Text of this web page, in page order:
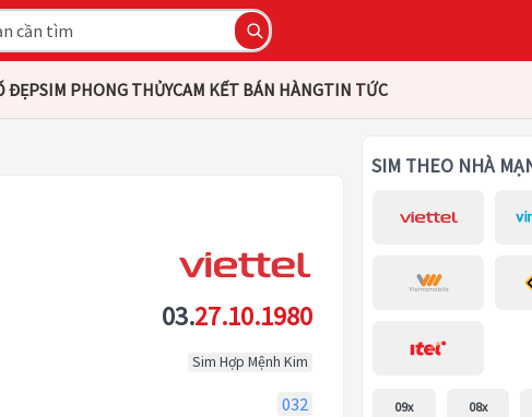
ĐẸPSIM PHONG THỦYCAM KẾT BÁN HÀNGTIN TỨC
03.27.10.1980
Sim Hợp Mệnh Kim
032
SIM THEO NHÀ
09x 08x